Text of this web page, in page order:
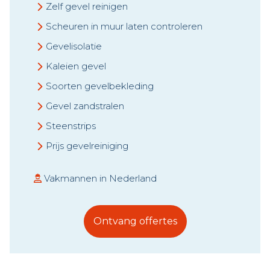
Zelf gevel reinigen
Scheuren in muur laten controleren
Gevelisolatie
Kaleien gevel
Soorten gevelbekleding
Gevel zandstralen
Steenstrips
Prijs gevelreiniging
Vakmannen in Nederland
Ontvang offertes